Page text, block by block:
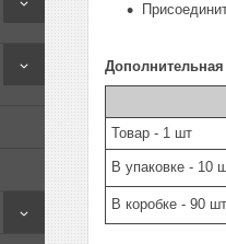
Товар - 1 шт
В упаковке - 10
В коробке - 90 шт